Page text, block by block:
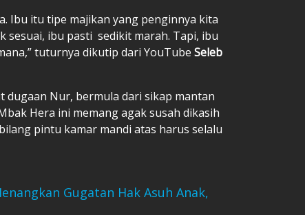
Ibu itu tipe majikan yang penginnya kita
sesuai, ibu pasti sedikit marah. Tapi, ibu
tuturnya dikutip dari YouTube Seleb
dugaan Nur, bermula dari sikap mantan
Hera ini memang agak susah dikasih
pintu kamar mandi atas harus selalu
Gugatan Hak Asuh Anak,